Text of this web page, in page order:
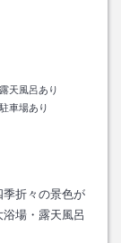
露天風呂あり
駐車場あり
折々の景色が
場・露天風呂